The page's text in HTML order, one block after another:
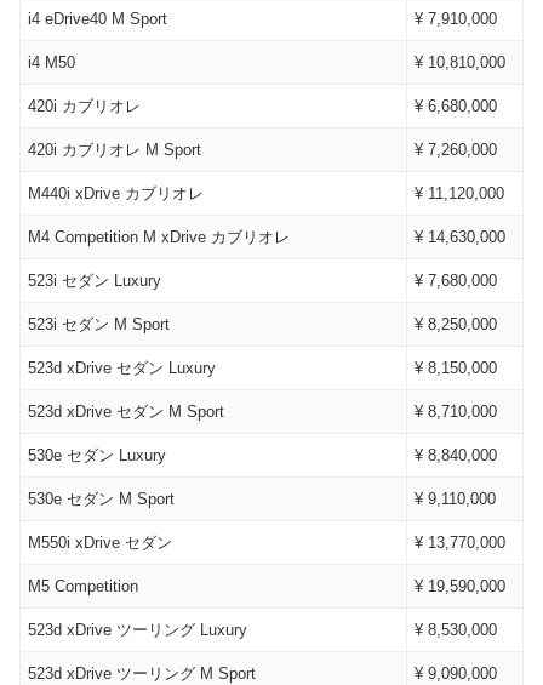
i4 eDrive40 M Sport ¥ 7,910,000
i4 M50 ¥ 10,810,000
420i カブリオレ ¥ 6,680,000
420i カブリオレ M Sport ¥ 7,260,000
M440i xDrive カブリオレ ¥ 11,120,000
M4 Competition M xDrive カブリオレ ¥ 14,630,000
523i セダン Luxury ¥ 7,680,000
523i セダン M Sport ¥ 8,250,000
523d xDrive セダン Luxury ¥ 8,150,000
523d xDrive セダン M Sport ¥ 8,710,000
530e セダン Luxury ¥ 8,840,000
530e セダン M Sport ¥ 9,110,000
M550i xDrive セダン ¥ 13,770,000
M5 Competition ¥ 19,590,000
523d xDrive ツーリング Luxury ¥ 8,530,000
523d xDrive ツーリング M Sport ¥ 9,090,000